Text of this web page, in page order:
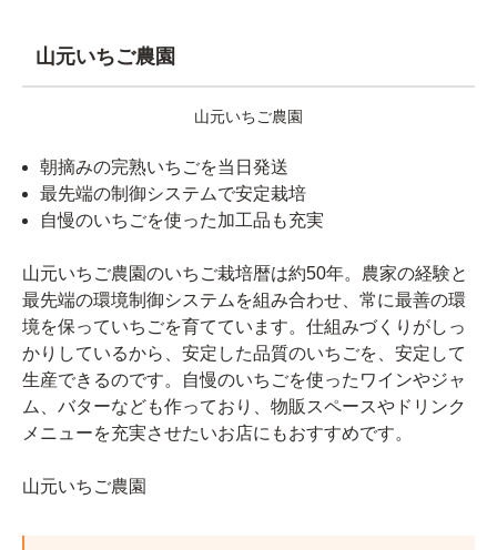
山元いちご農園
山元いちご農園
朝摘みの完熟いちごを当日発送
最先端の制御システムで安定栽培
自慢のいちごを使った加工品も充実
山元いちご農園のいちご栽培暦は約50年。農家の経験と
最先端の環境制御システムを組み合わせ、常に最善の環
境を保っていちごを育てています。仕組みづくりがしっ
かりしているから、安定した品質のいちごを、安定して
生産できるのです。自慢のいちごを使ったワインやジャ
ム、バターなども作っており、物販スペースやドリンク
メニューを充実させたいお店にもおすすめです。
山元いちご農園